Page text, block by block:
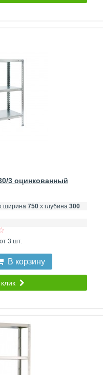
3 оцинкованный
ширина 750 х глубина 300
3 шт.
В корзину